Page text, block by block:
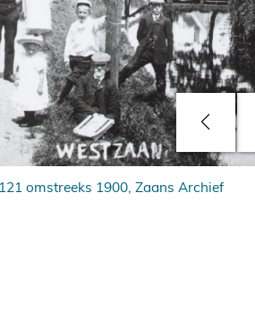
omstreeks 1900, Zaans Archief